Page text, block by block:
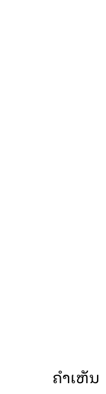
ຄໍາເຫັນ